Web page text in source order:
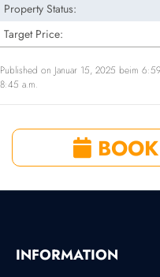
Property Status:
Target Price:
Published on Januar 15, 2025 beim
8:45 a.m.
INFORMATION